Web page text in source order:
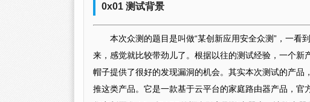
0x01 测试背景
本次众测的题目是叫做“某创新应用安全众测”，一看
来，感觉就比较带劲儿了。根据以往的测试经验，一个
帽子提供了很好的发现漏洞的机会。其实本次测试的产
推这类产品。它是一款基于云平台的家庭路由器产品，官